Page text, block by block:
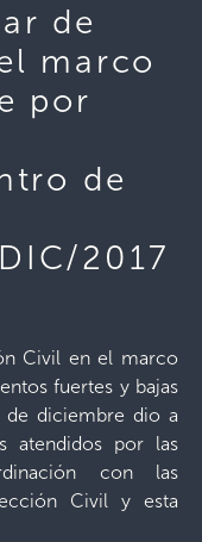
de
marco
por
de
2017
Civil en el marco
fuertes y bajas
de diciembre dio a
atendidos por las
con las
Civil y esta